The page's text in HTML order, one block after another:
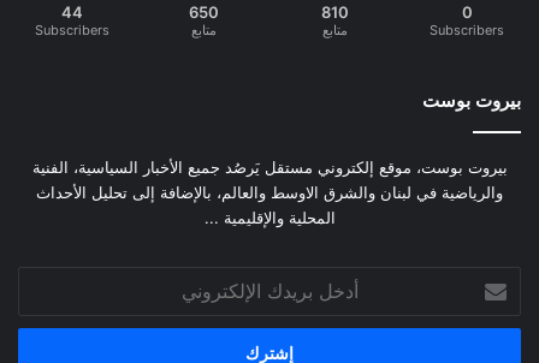
0
Subscribers
810
متابع
650
متابع
44
Subscribers
بيروت بوست
بيروت بوست، موقع إلكتروني مستقل يَرصُد جميع الأخبار السياسية، الفنية
والرياضية في لبنان والشرق الاوسط والعالم، بالإضافة إلى تحليل الأحداث
المحلية والإقليمية ...
بريدك
الإلكتروني